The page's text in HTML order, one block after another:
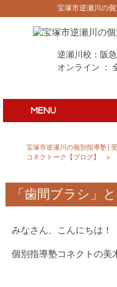
宝塚市逆瀬川の
逆瀬川校：阪
オンライン ：
MENU
宝塚市逆瀬川の個別指導塾 |
コネクトーク【ブログ】
>
「歯間ブラシ」
みなさん、こんにちは！
個別指導塾コネクトの美